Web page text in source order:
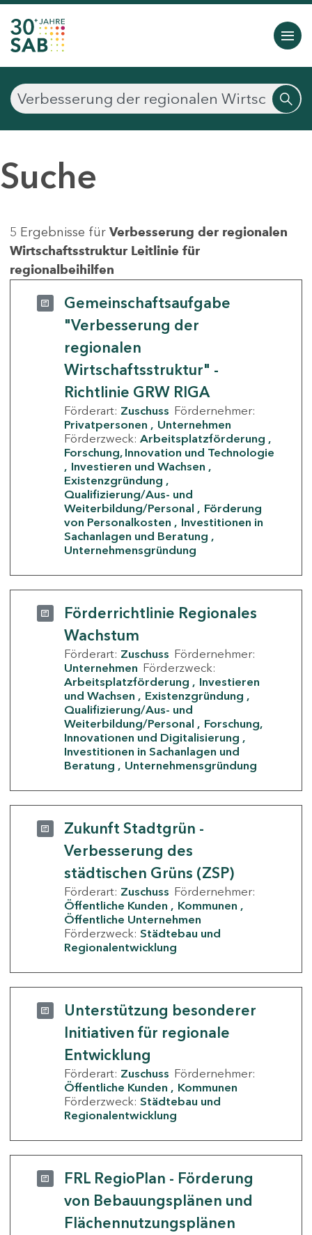
Suche
5 Ergebnisse für Verbesserung der regionalen
Wirtschaftsstruktur Leitlinie für
regionalbeihilfen
Gemeinschaftsaufgabe
"Verbesserung der
regionalen
Wirtschaftsstruktur" -
Richtlinie GRW RIGA
Förderart: Zuschuss Fördernehmer:
Privatpersonen
Unternehmen
Förderzweck: Arbeitsplatzförderung
Forschung, Innovation und Technologie
Investieren und Wachsen
Existenzgründung
Qualifizierung/Aus- und
Weiterbildung/Personal
Förderung
von Personalkosten
Investitionen in
Sachanlagen und Beratung
Unternehmensgründung
Förderrichtlinie Regionales
Wachstum
Förderart: Zuschuss Fördernehmer:
Unternehmen Förderzweck:
Arbeitsplatzförderung
Investieren
und Wachsen
Existenzgründung
Qualifizierung/Aus- und
Weiterbildung/Personal
Forschung,
Innovationen und Digitalisierung
Investitionen in Sachanlagen und
Beratung
Unternehmensgründung
Zukunft Stadtgrün -
Verbesserung des
städtischen Grüns (ZSP)
Förderart: Zuschuss Fördernehmer:
Öffentliche Kunden
Kommunen
Öffentliche Unternehmen
Förderzweck: Städtebau und
Regionalentwicklung
Unterstützung besonderer
Initiativen für regionale
Entwicklung
Förderart: Zuschuss Fördernehmer:
Öffentliche Kunden
Kommunen
Förderzweck: Städtebau und
Regionalentwicklung
FRL RegioPlan - Förderung
von Bebauungsplänen und
Flächennutzungsplänen